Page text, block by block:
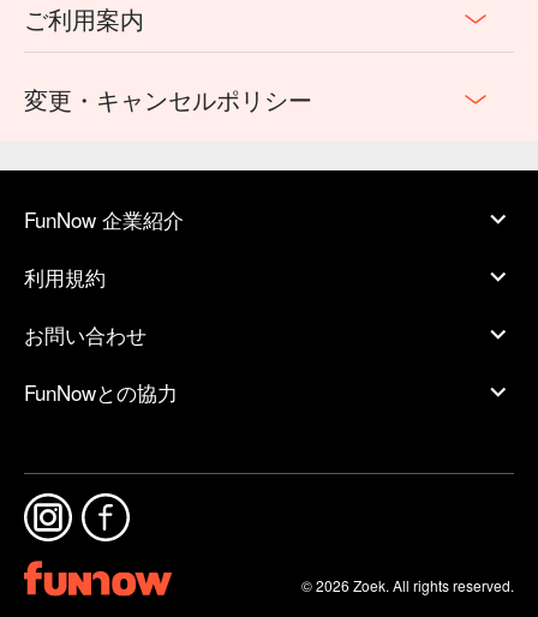
ご利用案内
変更・キャンセルポリシー
FunNow 企業紹介
利用規約
お問い合わせ
FunNowとの協力
© 2026 Zoek. All rights reserved.